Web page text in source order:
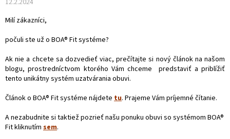
Milí zákazníci,
počuli ste už o BOA® Fit systéme?
Ak nie a chcete sa dozvedieť viac, prečítajte si nový článok na našom
blogu, prostredníctvom ktorého Vám chceme predstaviť a priblížiť
tento unikátny systém uzatvárania obuvi.
Článok o BOA® Fit systéme nájdete tu. Prajeme Vám príjemné čítanie.
A nezabudnite si taktiež pozrieť našu ponuku obuvi so systémom BOA®
Fit kliknutím sem.